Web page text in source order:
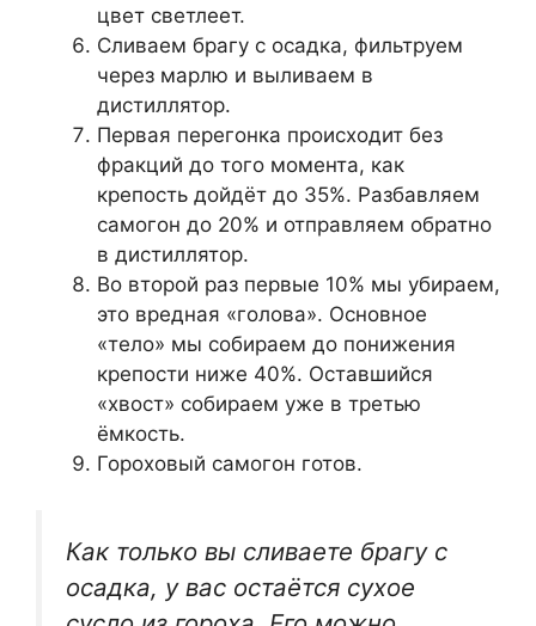
цвет светлеет.
Сливаем брагу с осадка, фильтруем
через марлю и выливаем в
дистиллятор.
Первая перегонка происходит без
фракций до того момента, как
крепость дойдёт до 35%. Разбавляем
самогон до 20% и отправляем обратно
в дистиллятор.
Во второй раз первые 10% мы убираем,
это вредная «голова». Основное
«тело» мы собираем до понижения
крепости ниже 40%. Оставшийся
«хвост» собираем уже в третью
ёмкость.
Гороховый самогон готов.
Как только вы сливаете брагу с
осадка, у вас остаётся сухое